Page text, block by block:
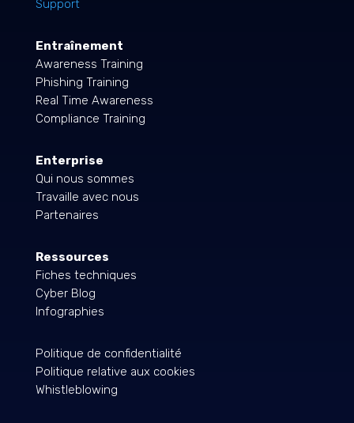
Support
Entraînement
Awareness Training
Phishing Training
Real Time Awareness
Compliance Training
Enterprise
Qui nous sommes
Travaille avec nous
Partenaires
Ressources
Fiches techniques
Cyber Blog
Infographies
Politique de confidentialité
Politique relative aux cookies
Whistleblowing